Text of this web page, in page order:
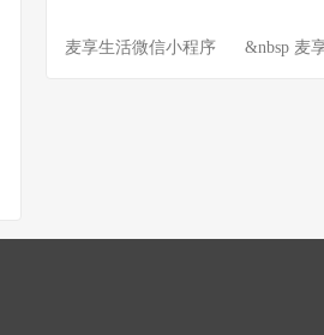
麦享生活微信小程序 &nbsp 麦